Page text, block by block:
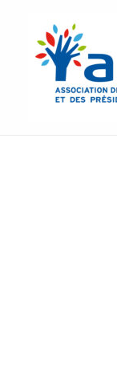
contenu